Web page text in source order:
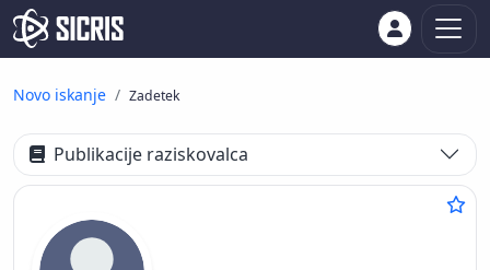
Novo iskanje Zadetek
Publikacije raziskovalca